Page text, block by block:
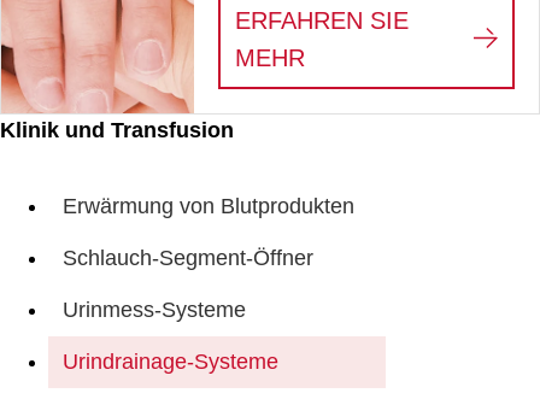
Klinik und Transfusion
Erwärmung von Blutprodukten
Schlauch-Segment-Öffner
Urinmess-Systeme
Urindrainage-Systeme
ERFAHREN SIE
MEHR